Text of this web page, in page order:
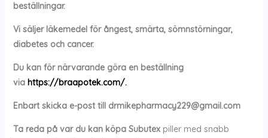
beställningar.
Vi säljer läkemedel för ångest, smärta, sömnstörningar,
diabetes och cancer.
Du kan för närvarande göra en beställning
via https://braapotek.com/.
Enbart skicka e-post till drmikepharmacy229@gmail.com
Ta reda på var du kan köpa Subutexpiller med snabb